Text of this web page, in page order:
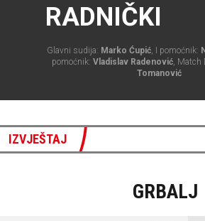
RADNIČKI
Glavni sudija: Marko Ćupić, I pomoćnik:
pomoćnik: Vladislav Radenović, Match
Tomanović
IZVJEŠTAJ
GRBALJ